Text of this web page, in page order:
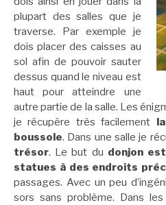
plupart des salles que je
traverse. Par exemple je
dois placer des caisses au
sol afin de pouvoir sauter
dessus quand le niveau est
haut pour atteindre une
autre partie de la salle. Les
je récupère très facilement
boussole. Dans une salle je
trésor. Le but du donjon
statues à des endroits
passages. Avec un peu
sors sans problème. Dans